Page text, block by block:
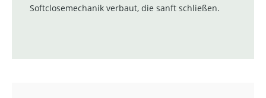
Softclosemechanik verbaut, die sanft schließen.